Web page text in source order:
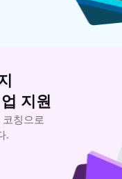
지원
코칭으로
.